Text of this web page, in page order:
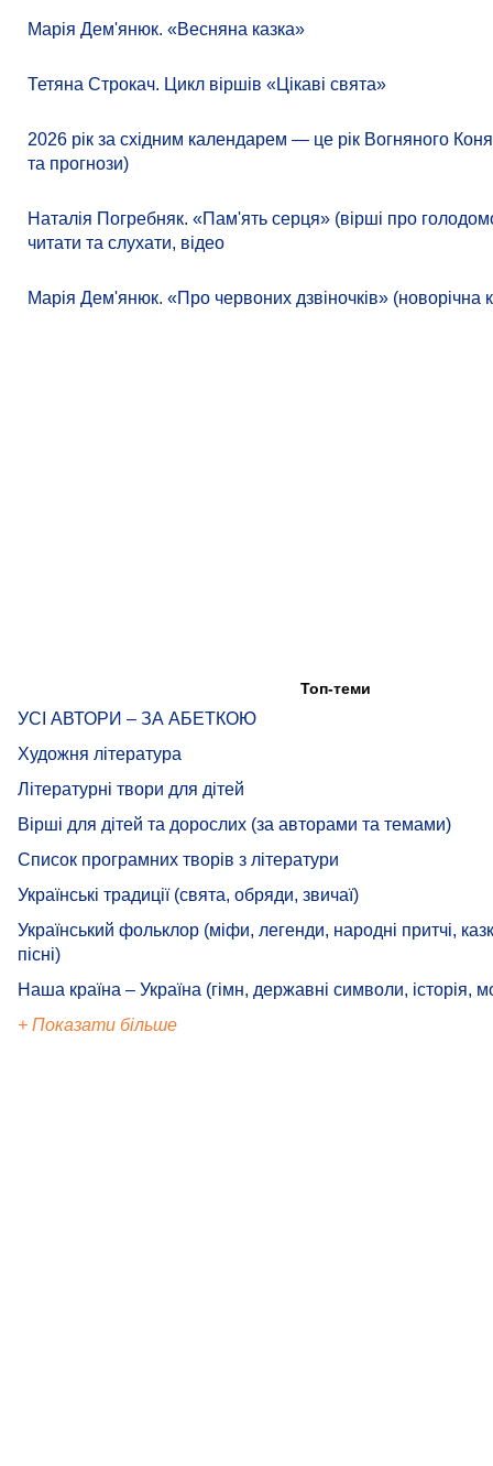
Марія Дем'янюк. «Весняна казка»
Тетяна Строкач. Цикл віршів «Цікаві свята»
2026 рік за східним календарем — це рік Вогняного
та прогнози)
Наталія Погребняк. «Пам'ять серця» (вірші про
читати та слухати, відео
Марія Дем'янюк. «Про червоних дзвіночків» (новорічна
Топ-теми
УСІ АВТОРИ – ЗА АБЕТКОЮ
Художня література
Літературні твори для дітей
Вірші для дітей та дорослих (за авторами та темами)
Список програмних творів з літератури
Українські традиції (свята, обряди, звичаї)
Український фольклор (міфи, легенди, народні притчі,
пісні)
Наша країна – Україна (гімн, державні символи, історія,
+ Показати більше